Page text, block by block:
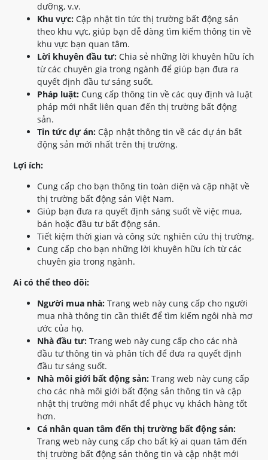
dưỡng, v.v.
Khu vực: Cập nhật tin tức thị trường bất động sản
theo khu vực, giúp bạn dễ dàng tìm kiếm thông tin về
khu vực bạn quan tâm.
Lời khuyên đầu tư: Chia sẻ những lời khuyên hữu ích
từ các chuyên gia trong ngành để giúp bạn đưa ra
quyết định đầu tư sáng suốt.
Pháp luật: Cung cấp thông tin về các quy định và luật
pháp mới nhất liên quan đến thị trường bất động
sản.
Tin tức dự án: Cập nhật thông tin về các dự án bất
động sản mới nhất trên thị trường.
Lợi ích:
Cung cấp cho bạn thông tin toàn diện và cập nhật về
thị trường bất động sản Việt Nam.
Giúp bạn đưa ra quyết định sáng suốt về việc mua,
bán hoặc đầu tư bất động sản.
Tiết kiệm thời gian và công sức nghiên cứu thị trường.
Cung cấp cho bạn những lời khuyên hữu ích từ các
chuyên gia trong ngành.
Ai có thể theo dõi:
Người mua nhà: Trang web này cung cấp cho người
mua nhà thông tin cần thiết để tìm kiếm ngôi nhà mơ
ước của họ.
Nhà đầu tư: Trang web này cung cấp cho các nhà
đầu tư thông tin và phân tích để đưa ra quyết định
đầu tư sáng suốt.
Nhà môi giới bất động sản: Trang web này cung cấp
cho các nhà môi giới bất động sản thông tin và cập
nhật thị trường mới nhất để phục vụ khách hàng tốt
hơn.
Cá nhân quan tâm đến thị trường bất động sản:
Trang web này cung cấp cho bất kỳ ai quan tâm đến
thị trường bất động sản thông tin và cập nhật mới